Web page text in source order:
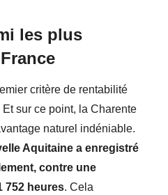
les plus
critère de rentabilité
sur ce point, la Charente
naturel indéniable.
Aquitaine a enregistré
contre une
752 heures. Cela